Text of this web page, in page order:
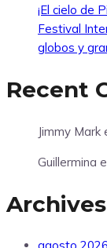
¡El cielo de
Festival
globos y
Recent
Jimmy Mark
Guillermina
Archives